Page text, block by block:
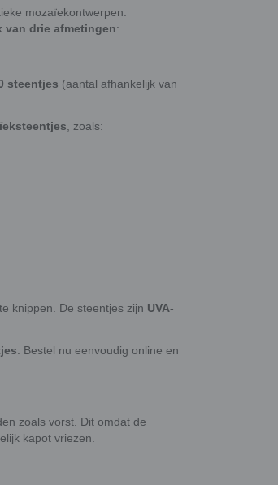
mozaïekontwerpen.
van drie afmetingen:
steentjes (aantal afhankelijk van
, zoals:
knippen. De steentjes zijn UVA-
. Bestel nu eenvoudig online en
zoals vorst. Dit omdat de
kapot vriezen.